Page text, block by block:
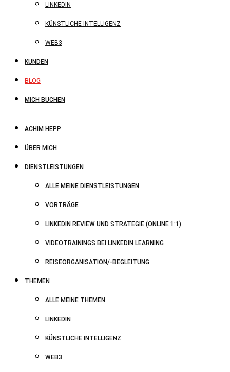
LINKEDIN
KÜNSTLICHE INTELLIGENZ
WEB3
KUNDEN
BLOG
MICH BUCHEN
ACHIM HEPP
ÜBER MICH
DIENSTLEISTUNGEN
ALLE MEINE DIENSTLEISTUNGEN
VORTRÄGE
LINKEDIN REVIEW UND STRATEGIE (ONLINE 1:1)
VIDEOTRAININGS BEI LINKEDIN LEARNING
REISEORGANISATION/-BEGLEITUNG
THEMEN
ALLE MEINE THEMEN
LINKEDIN
KÜNSTLICHE INTELLIGENZ
WEB3